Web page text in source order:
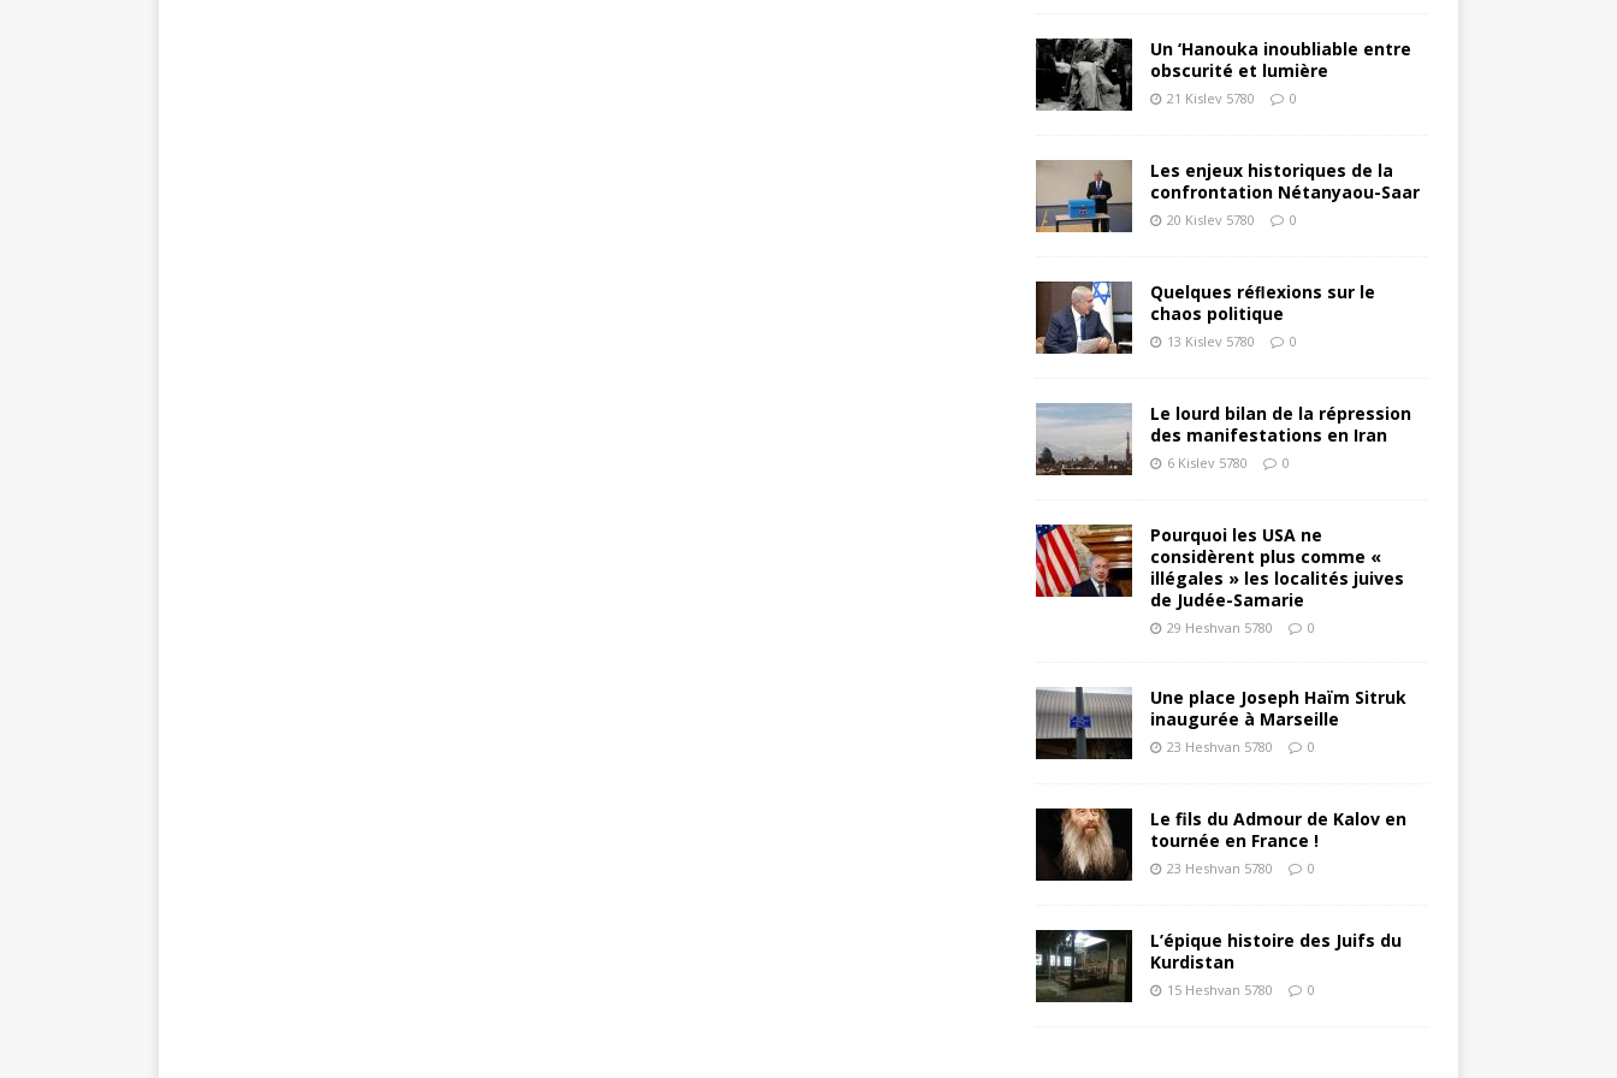
Un ‘Hanouka inoubliable entre
obscurité et lumière
21 Kislev 5780 0
Les enjeux historiques de la
confrontation Nétanyaou-Saar
20 Kislev 5780 0
Quelques réﬂexions sur le
chaos politique
13 Kislev 5780 0
Le lourd bilan de la répression
des manifestations en Iran
6 Kislev 5780 0
Pourquoi les USA ne
considèrent plus comme «
illégales » les localités juives
de Judée-Samarie
29 Heshvan 5780 0
Une place Joseph Haïm Sitruk
inaugurée à Marseille
23 Heshvan 5780 0
Le fils du Admour de Kalov en
tournée en France !
23 Heshvan 5780 0
L’épique histoire des Juifs du
Kurdistan
15 Heshvan 5780 0